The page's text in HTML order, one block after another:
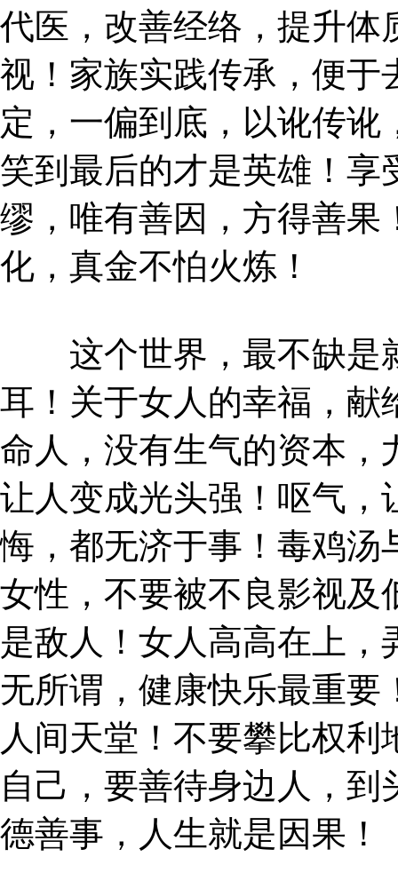
代医，改善经络，提升体
视！家族实践传承，便于
定，一偏到底，以讹传
笑到最后的才是英雄！享
缪，唯有善因，方得善果
化，真金不怕火炼！
这个世界，最不缺是
耳！关于女人的幸福，献
命人，没有生气的资本，
让人变成光头强！呕气，
悔，都无济于事！毒鸡汤
女性，不要被不良影视及
是敌人！女人高高在上
无所谓，健康快乐最重
人间天堂！不要攀比权
自己，要善待身边人，
德善事，人生就是因果！